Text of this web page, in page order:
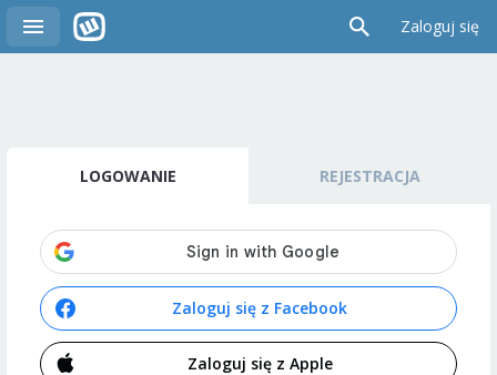
Zaloguj się
LOGOWANIE REJESTRACJA
Zaloguj się z Facebook
Zaloguj się z Apple